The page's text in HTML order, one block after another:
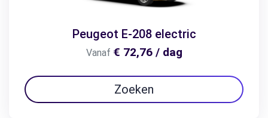
Peugeot E-208 electric
Vanaf € 72,76 / dag
Zoeken